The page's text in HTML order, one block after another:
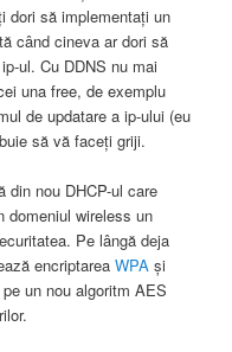
dori să implementaţi un
când cineva ar dori să
ul. Cu DDNS nu mai
una free, de exemplu
de updatare a ip-ului (eu
să vă faceţi griji.
din nou DHCP-ul care
domeniul wireless un
Pe lângă deja
encriptareaWPA şi
un nou algoritm AES